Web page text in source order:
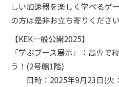
しい加速器を楽しく学べるゲ
の方は是非お立ち寄りください
【KEK一般公開2025】
「学ぶブース展示」：高専で
う！(2号館1階)
日時：2025年9月23日(火